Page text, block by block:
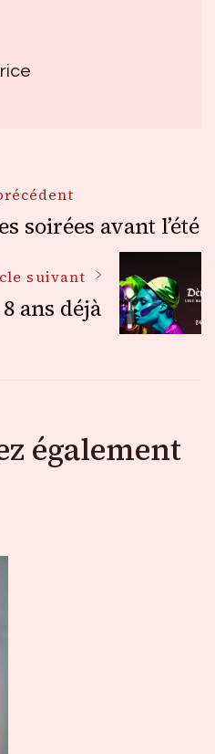
soirées avant l’été
suivant
ans déjà
également